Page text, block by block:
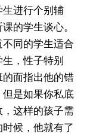
进行个别辅
的学生谈心。
同的学生适合
，性子特别
面指出他的错
是如果你私底
这样的孩子需
候，他就有了